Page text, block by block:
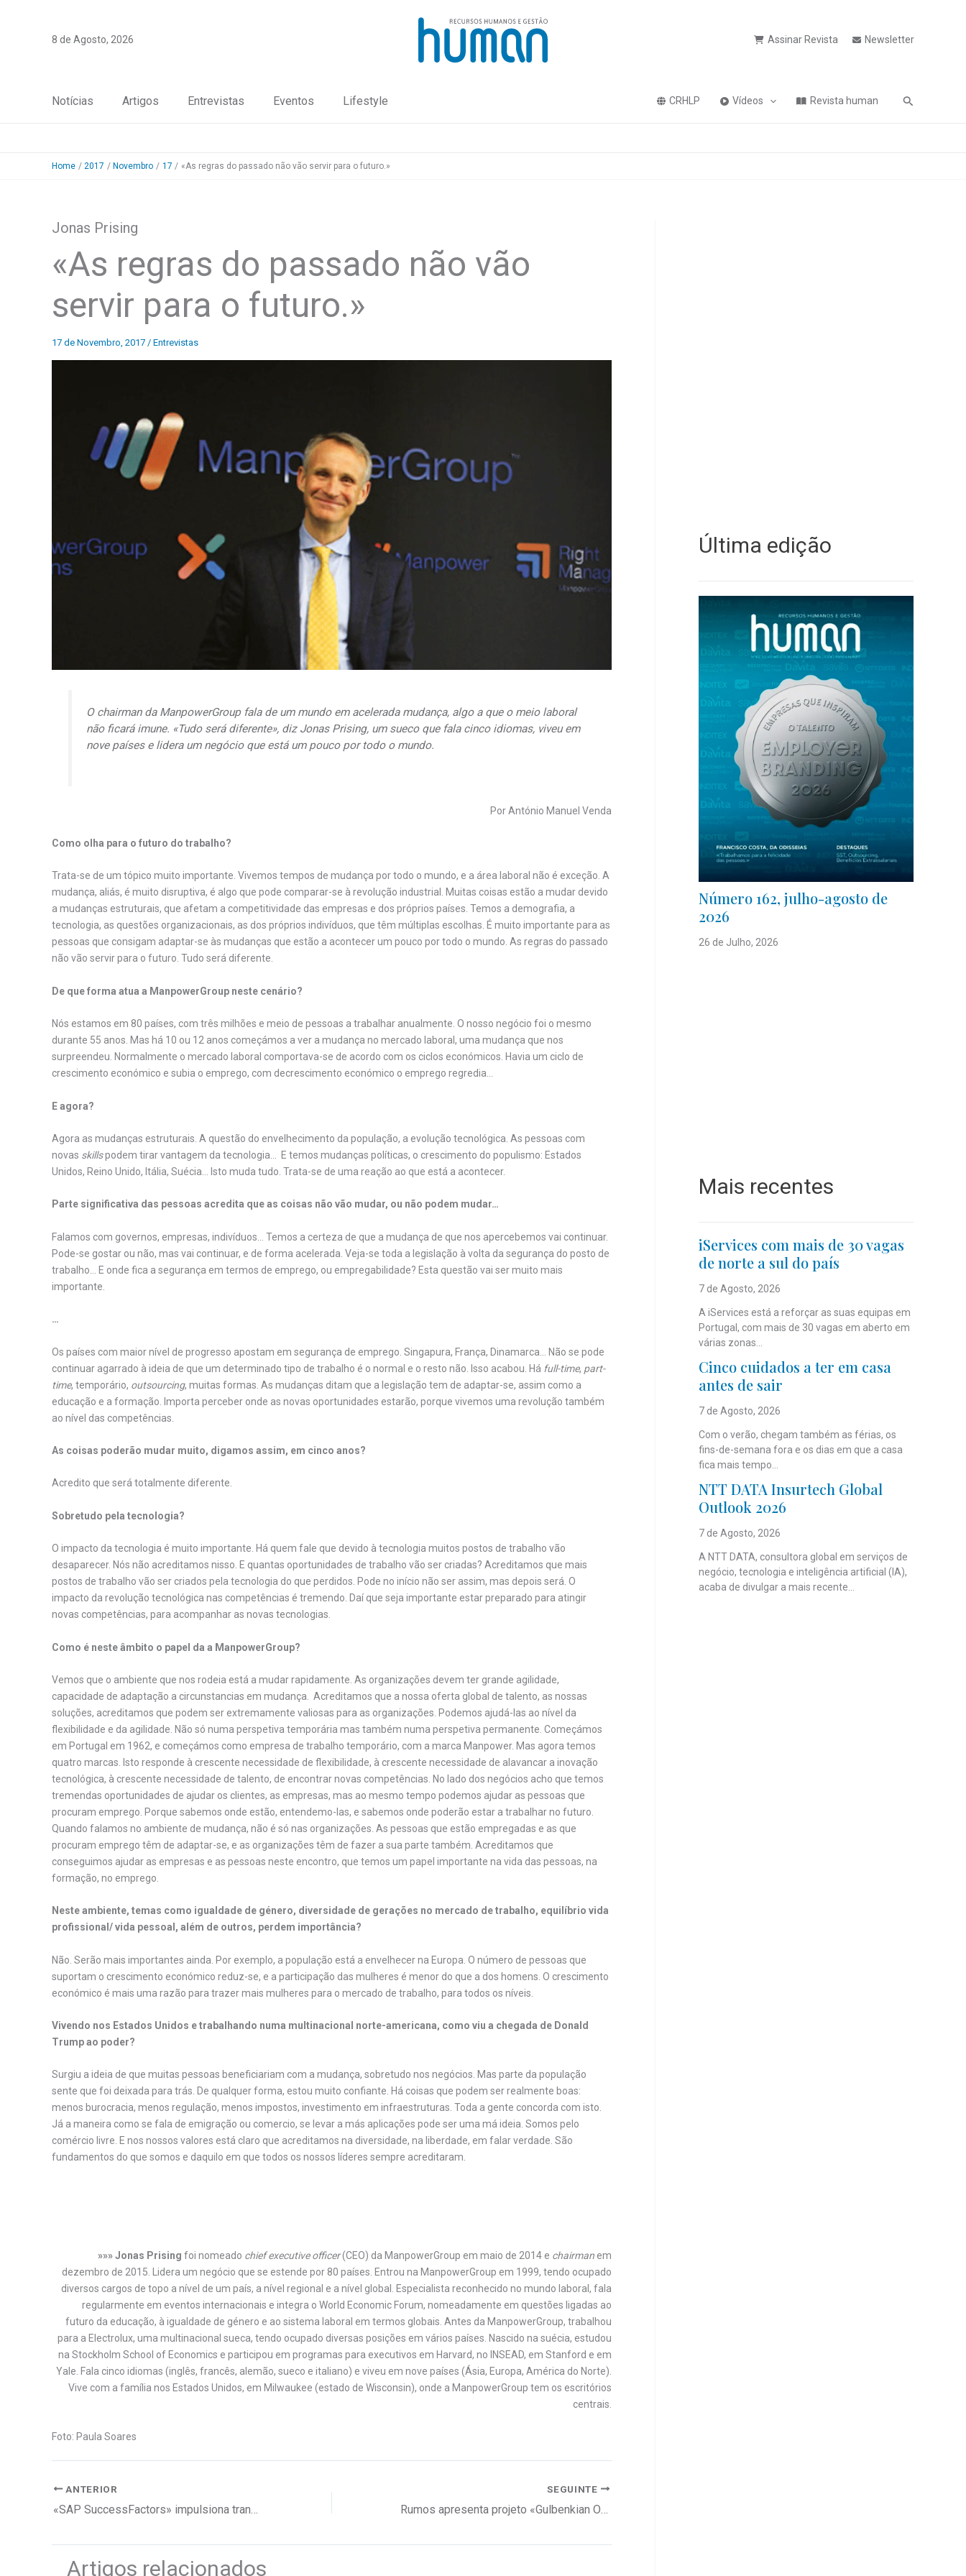
8 de Agosto, 2026 Assinar Revista Newsletter
Notícias Artigos Entrevistas Eventos Lifestyle CRHLP Vídeos Revista human Pesquisa
Home 2017 Novembro 17 «As regras do passado não vão servir para o futuro.»
Jonas Prising
«As regras do passado não vão
servir para o futuro.»
17 de Novembro, 2017 / Entrevistas
O chairmanda ManpowerGroup fala de um mundo em acelerada mudança, algo a que o meio laboral
não ficará imune. «Tudo será diferente», diz Jonas Prising, um sueco que fala cinco idiomas, viveu em
nove países e lidera um negócio que está um pouco por todo o mundo.
Por António Manuel Venda
Como olha para o futuro do trabalho?
Trata-se de um tópico muito importante. Vivemos tempos de mudança por todo o mundo, e a área laboral não é exceção. A
mudança, aliás, é muito disruptiva, é algo que pode comparar-se à revolução industrial. Muitas coisas estão a mudar devido
a mudanças estruturais, que afetam a competitividade das empresas e dos próprios países. Temos a demografia, a
tecnologia, as questões organizacionais, as dos próprios indivíduos, que têm múltiplas escolhas. É muito importante para as
pessoas que consigam adaptar-se às mudanças que estão a acontecer um pouco por todo o mundo. As regras do passado
não vão servir para o futuro. Tudo será diferente.
De que forma atua a ManpowerGroup neste cenário?
Nós estamos em 80 países, com três milhões e meio de pessoas a trabalhar anualmente. O nosso negócio foi o mesmo
durante 55 anos. Mas há 10 ou 12 anos começámos a ver a mudança no mercado laboral, uma mudança que nos
surpreendeu. Normalmente o mercado laboral comportava-se de acordo com os ciclos económicos. Havia um ciclo de
crescimento económico e subia o emprego, com decrescimento económico o emprego regredia…
E agora?
Agora as mudanças estruturais. A questão do envelhecimento da população, a evolução tecnológica. As pessoas com
novas skillspodem tirar vantagem da tecnologia… E temos mudanças políticas, o crescimento do populismo: Estados
Unidos, Reino Unido, Itália, Suécia… Isto muda tudo. Trata-se de uma reação ao que está a acontecer.
Parte significativa das pessoas acredita que as coisas não vão mudar, ou não podem mudar…
Falamos com governos, empresas, indivíduos… Temos a certeza de que a mudança de que nos apercebemos vai continuar.
Pode-se gostar ou não, mas vai continuar, e de forma acelerada. Veja-se toda a legislação à volta da segurança do posto de
trabalho… E onde fica a segurança em termos de emprego, ou empregabilidade? Esta questão vai ser muito mais
importante.
…
Os países com maior nível de progresso apostam em segurança de emprego. Singapura, França, Dinamarca… Não se pode
continuar agarrado à ideia de que um determinado tipo de trabalho é o normal e o resto não. Isso acabou. Há full-time, part-
time, temporário, outsourcing, muitas formas. As mudanças ditam que a legislação tem de adaptar-se, assim como a
educação e a formação. Importa perceber onde as novas oportunidades estarão, porque vivemos uma revolução também
ao nível das competências.
As coisas poderão mudar muito, digamos assim, em cinco anos?
Acredito que será totalmente diferente.
Sobretudo pela tecnologia?
O impacto da tecnologia é muito importante. Há quem fale que devido à tecnologia muitos postos de trabalho vão
desaparecer. Nós não acreditamos nisso. E quantas oportunidades de trabalho vão ser criadas? Acreditamos que mais
postos de trabalho vão ser criados pela tecnologia do que perdidos. Pode no início não ser assim, mas depois será. O
impacto da revolução tecnológica nas competências é tremendo. Daí que seja importante estar preparado para atingir
novas competências, para acompanhar as novas tecnologias.
Como é neste âmbito o papel da a ManpowerGroup?
Vemos que o ambiente que nos rodeia está a mudar rapidamente. As organizações devem ter grande agilidade,
capacidade de adaptação a circunstancias em mudança. Acreditamos que a nossa oferta global de talento, as nossas
soluções, acreditamos que podem ser extremamente valiosas para as organizações. Podemos ajudá-las ao nível da
flexibilidade e da agilidade. Não só numa perspetiva temporária mas também numa perspetiva permanente. Começámos
em Portugal em 1962, e começámos como empresa de trabalho temporário, com a marca Manpower. Mas agora temos
quatro marcas. Isto responde à crescente necessidade de flexibilidade, à crescente necessidade de alavancar a inovação
tecnológica, à crescente necessidade de talento, de encontrar novas competências. No lado dos negócios acho que temos
tremendas oportunidades de ajudar os clientes, as empresas, mas ao mesmo tempo podemos ajudar as pessoas que
procuram emprego. Porque sabemos onde estão, entendemo-las, e sabemos onde poderão estar a trabalhar no futuro.
Quando falamos no ambiente de mudança, não é só nas organizações. As pessoas que estão empregadas e as que
procuram emprego têm de adaptar-se, e as organizações têm de fazer a sua parte também. Acreditamos que
conseguimos ajudar as empresas e as pessoas neste encontro, que temos um papel importante na vida das pessoas, na
formação, no emprego.
Neste ambiente, temas como igualdade de género, diversidade de gerações no mercado de trabalho, equilíbrio vida
profissional/ vida pessoal, além de outros, perdem importância?
Não. Serão mais importantes ainda. Por exemplo, a população está a envelhecer na Europa. O número de pessoas que
suportam o crescimento económico reduz-se, e a participação das mulheres é menor do que a dos homens. O crescimento
económico é mais uma razão para trazer mais mulheres para o mercado de trabalho, para todos os níveis.
Vivendo nos Estados Unidos e trabalhando numa multinacional norte-americana, como viu a chegada de Donald
Trump ao poder?
Surgiu a ideia de que muitas pessoas beneficiariam com a mudança, sobretudo nos negócios. Mas parte da população
sente que foi deixada para trás. De qualquer forma, estou muito confiante. Há coisas que podem ser realmente boas:
menos burocracia, menos regulação, menos impostos, investimento em infraestruturas. Toda a gente concorda com isto.
Já a maneira como se fala de emigração ou comercio, se levar a más aplicações pode ser uma má ideia. Somos pelo
comércio livre. E nos nossos valores está claro que acreditamos na diversidade, na liberdade, em falar verdade. São
fundamentos do que somos e daquilo em que todos os nossos líderes sempre acreditaram.
»»» Jonas Prising foi nomeado chief executive officer(CEO) da ManpowerGroup em maio de 2014 e chairman em
dezembro de 2015. Lidera um negócio que se estende por 80 países. Entrou na ManpowerGroup em 1999, tendo ocupado
diversos cargos de topo a nível de um país, a nível regional e a nível global. Especialista reconhecido no mundo laboral, fala
regularmente em eventos internacionais e integra o World Economic Forum, nomeadamente em questões ligadas ao
futuro da educação, à igualdade de género e ao sistema laboral em termos globais. Antes da ManpowerGroup, trabalhou
para a Electrolux, uma multinacional sueca, tendo ocupado diversas posições em vários países. Nascido na suécia, estudou
na Stockholm School of Economics e participou em programas para executivos em Harvard, no INSEAD, em Stanford e em
Yale. Fala cinco idiomas (inglês, francês, alemão, sueco e italiano) e viveu em nove países (Ásia, Europa, América do Norte).
Vive com a família nos Estados Unidos, em Milwaukee (estado de Wisconsin), onde a ManpowerGroup tem os escritórios
centrais.
Foto: Paula Soares
ANTERIOR SEGUINTE
Artigos relacionados
Última edição
Número 162, julho-agosto de
2026
26 de Julho, 2026
Mais recentes
iServices com mais de 30 vagas
de norte a sul do país
7 de Agosto, 2026
A iServices está a reforçar as suas equipas em
Portugal, com mais de 30 vagas em aberto em
várias zonas...
Cinco cuidados a ter em casa
antes de sair
7 de Agosto, 2026
Com o verão, chegam também as férias, os
fins-de-semana fora e os dias em que a casa
fica mais tempo...
NTT DATA Insurtech Global
Outlook 2026
7 de Agosto, 2026
A NTT DATA, consultora global em serviços de
negócio, tecnologia e inteligência artificial (IA),
acaba de divulgar a mais recente...